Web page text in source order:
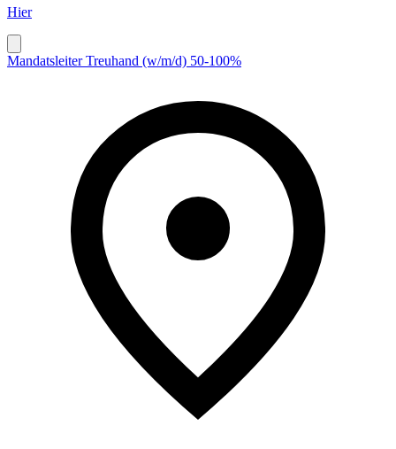
Hier
Mandatsleiter Treuhand (w/m/d) 50-100%